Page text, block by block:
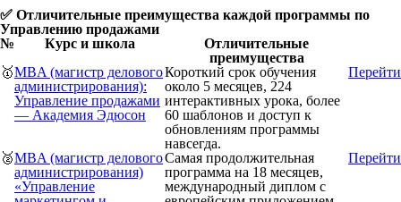
✅ Отличительные преимущества каждой программы по
Управлению продажами
№
Курс и школа
Отличительные
преимущества
🥇MBA (магистр делового
администрирования):
Управление продажами
— Академия Эдюсон
Короткий срок обучения
около 5 месяцев, 224
интерактивных урока, более
60 шаблонов и доступ к
обновлениям программы
навсегда.
Перейти
🥈MBA (магистр делового
администрирования)
«Управление
Самая продолжительная
программа на 18 месяцев,
международный диплом с
Перейти